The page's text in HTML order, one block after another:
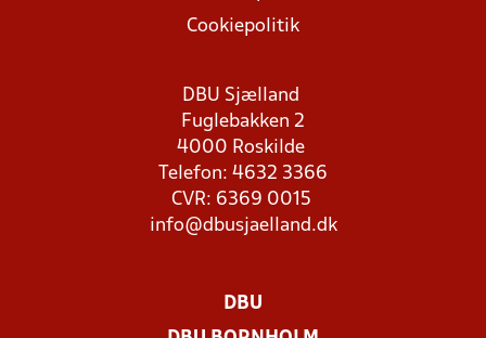
Cookiepolitik
DBU Sjælland
Fuglebakken 2
4000 Roskilde
Telefon: 4632 3366
CVR: 6369 0015
info@dbusjaelland.dk
DBU